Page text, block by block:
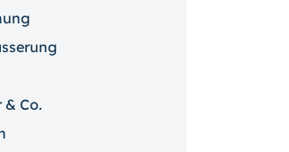
Co.